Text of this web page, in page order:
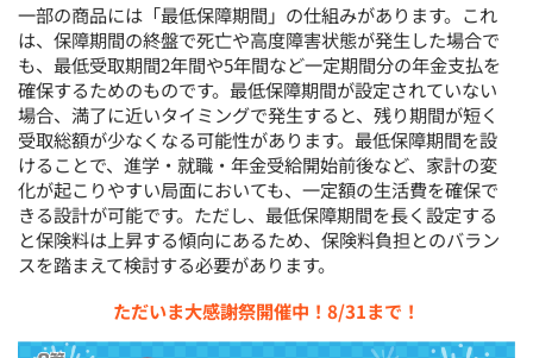
一部の商品には「最低保障期間」の仕組みがあります。これ
は、保障期間の終盤で死亡や高度障害状態が発生した場合で
も、最低受取期間2年間や5年間など一定期間分の年金支払を
確保するためのものです。最低保障期間が設定されていない
場合、満了に近いタイミングで発生すると、残り期間が短く
受取総額が少なくなる可能性があります。最低保障期間を設
けることで、進学・就職・年金受給開始前後など、家計の変
化が起こりやすい局面においても、一定額の生活費を確保で
きる設計が可能です。ただし、最低保障期間を長く設定する
と保険料は上昇する傾向にあるため、保険料負担とのバラン
スを踏まえて検討する必要があります。
ただいま大感謝祭開催中！8/31まで！